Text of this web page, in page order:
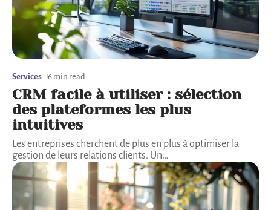
Services 6 min read
CRM facile à utiliser : sélection
des plateformes les plus
intuitives
Les entreprises cherchent de plus en plus à optimiser la
gestion de leurs relations clients. Un…